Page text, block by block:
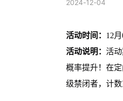
2024-12-04
活动时间： 12
活动说明： 活
概率提升！在
级禁闭者，计数